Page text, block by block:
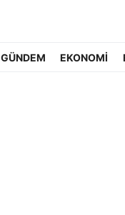
GÜNDEM EKONOMİ